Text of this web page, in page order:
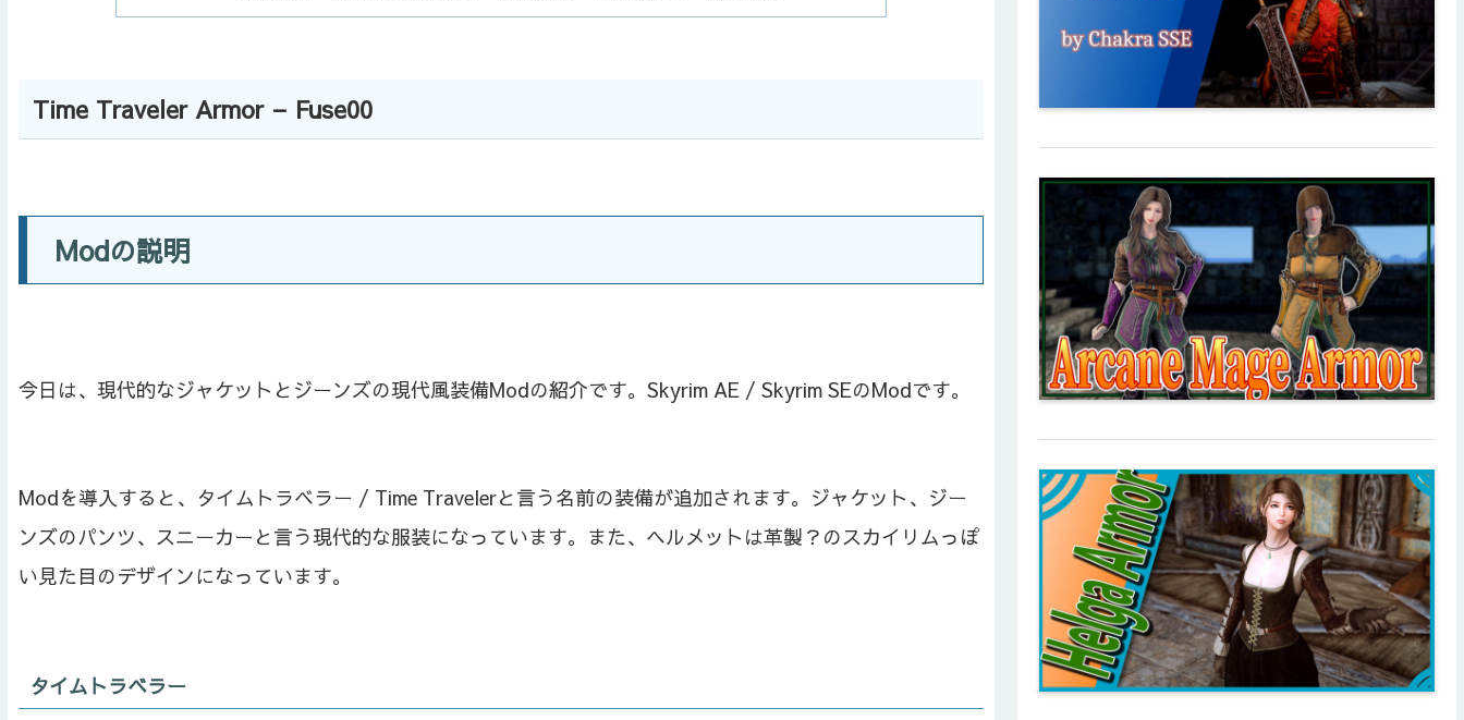
Time Traveler Armor – Fuse00
Modの説明
今日は、現代的なジャケットとジーンズの現代風装備Modの紹介です。Skyrim AE / Skyrim SEのModです。
Modを導入すると、タイムトラベラー / Time Travelerと言う名前の装備が追加されます。ジャケット、ジー
ンズのパンツ、スニーカーと言う現代的な服装になっています。また、ヘルメットは革製？のスカイリムっぽ
い見た目のデザインになっています。
タイムトラベラー